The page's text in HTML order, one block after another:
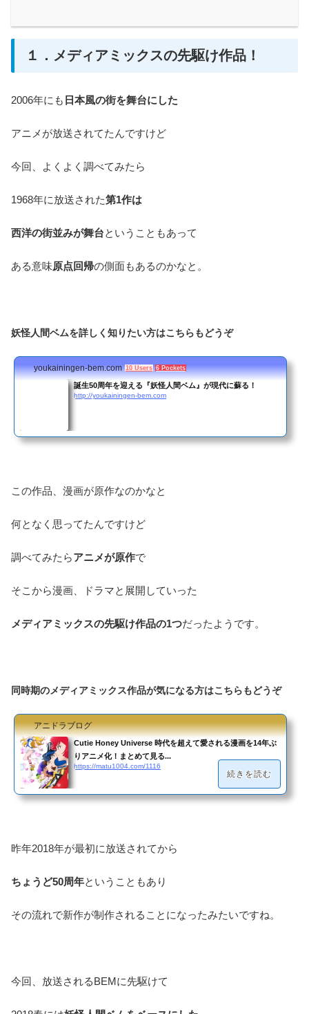
１．メディアミックスの先駆け作品！
2006年にも 日本風の街を舞台にした
アニメが放送されてたんですけど
今回、よくよく調べてみたら
1968年に放送された第1作は
西洋の街並みが舞台ということもあって
ある意味原点回帰の側面もあるのかなと。
妖怪人間ベムを詳しく知りたい方はこちらもどうぞ
youkainingen-bem.com 10 Users 6 Pockets
誕生50周年を迎える『妖怪人間ベム』が現代に蘇る！
http://youkainingen-bem.com
この作品、漫画が原作なのかなと
何となく思ってたんですけど
調べてみたらアニメが原作で
そこから漫画、ドラマと展開していった
メディアミックスの先駆け作品の1つだったようです。
同時期のメディアミックス作品が気になる方はこちらもどうぞ
アニドラブログ
Cutie Honey Universe 時代を超えて愛される漫画を14年ぶ
りアニメ化！まとめて見る...
https://matu1004.com/1116
続きを読む
昨年2018年が最初に放送されてから
ちょうど50周年ということもあり
その流れで新作が制作されることになったみたいですね。
今回、放送されるBEMに先駆けて